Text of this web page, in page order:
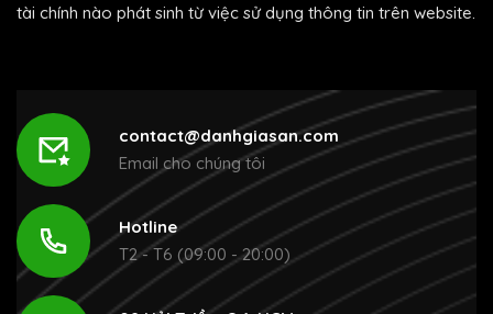
tài chính nào phát sinh từ việc sử dụng thông tin trên website.
contact@danhgiasan.com
Email cho chúng tôi
Hotline
T2 - T6 (09:00 - 20:00)